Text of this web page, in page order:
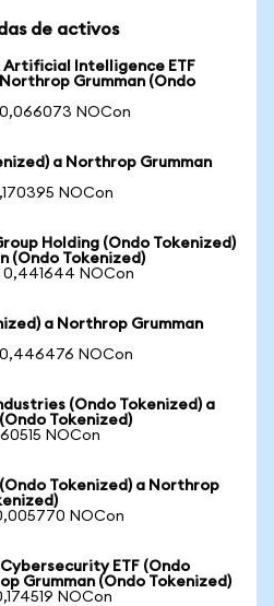
de activos
Artificial Intelligence ETF
Grumman (Ondo
0,066073 NOCon
a Northrop Grumman
NOCon
Holding (Ondo Tokenized)
(Ondo Tokenized)
0,441644 NOCon
a Northrop Grumman
0,446476 NOCon
(Ondo Tokenized) a
Tokenized)
NOCon
Tokenized) a Northrop
NOCon
ETF (Ondo
Grumman (Ondo Tokenized)
NOCon